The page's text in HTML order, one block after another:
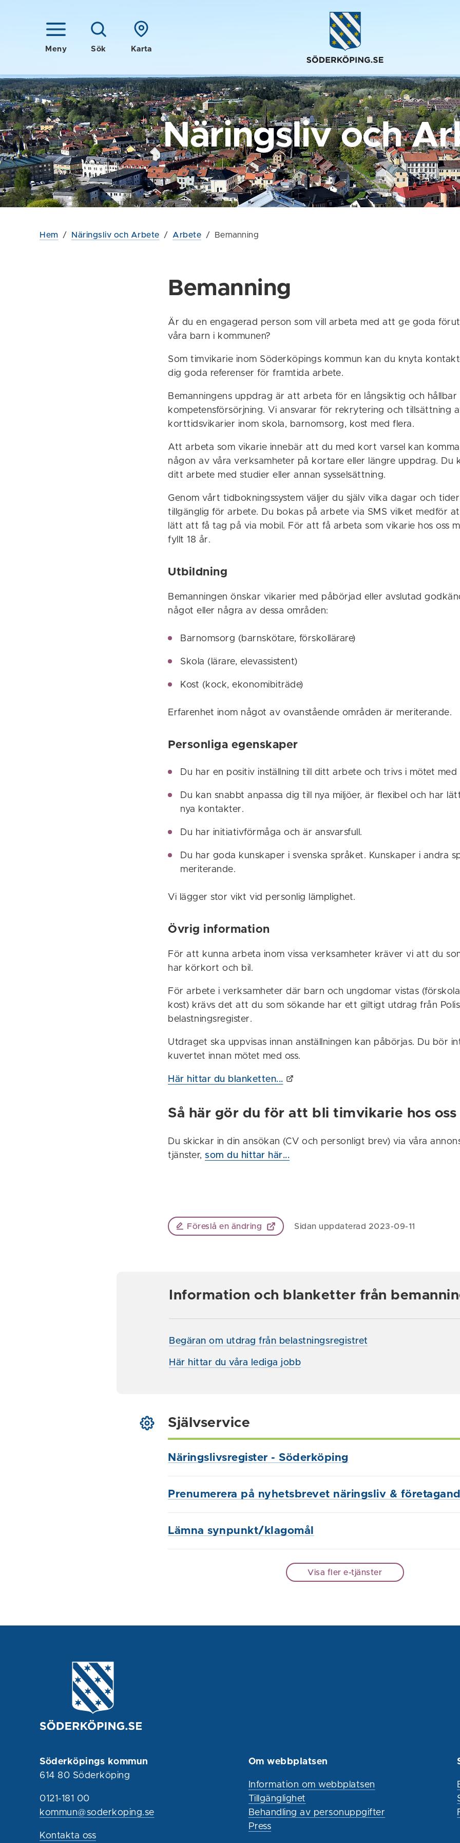
Meny Sök Karta
Näringsliv och
Hem / Näringsliv och Arbete / Arbete / Bemanning
Bemanning
Är du en engagerad person som vill arbeta med att ge goda
våra barn i kommunen?
Som timvikarie inom Söderköpings kommun kan du knyta
dig goda referenser för framtida arbete.
Bemanningens uppdrag är att arbeta för en långsiktig och hållbar
kompetensförsörjning. Vi ansvarar för rekrytering och tillsättning
korttidsvikarier inom skola, barnomsorg, kost med flera.
Att arbeta som vikarie innebär att du med kort varsel kan
någon av våra verksamheter på kortare eller längre uppdrag. Du
ditt arbete med studier eller annan sysselsättning.
Genom vårt tidbokningssystem väljer du själv vilka dagar och
tillgänglig för arbete. Du bokas på arbete via SMS vilket medför
lätt att få tag på via mobil. För att få arbeta som vikarie hos oss
fyllt 18 år.
Utbildning
Bemanningen önskar vikarier med påbörjad eller avslutad
något eller några av dessa områden:
Barnomsorg (barnskötare, förskollärare)
Skola (lärare, elevassistent)
Kost (kock, ekonomibiträde)
Erfarenhet inom något av ovanstående områden är meriterande.
Personliga egenskaper
Du har en positiv inställning till ditt arbete och trivs i mötet med
Du kan snabbt anpassa dig till nya miljöer, är flexibel och har
nya kontakter.
Du har initiativförmåga och är ansvarsfull.
Du har goda kunskaper i svenska språket. Kunskaper i andra
meriterande.
Vi lägger stor vikt vid personlig lämplighet.
Övrig information
För att kunna arbeta inom vissa verksamheter kräver vi att du
har körkort och bil.
För arbete i verksamheter där barn och ungdomar vistas
kost) krävs det att du som sökande har ett giltigt utdrag från
belastningsregister.
Utdraget ska uppvisas innan anställningen kan påbörjas. Du bör
kuvertet innan mötet med oss.
Här hittar du blanketten...
Så här gör du för att bli timvikarie hos oss
Du skickar in din ansökan (CV och personligt brev) via våra
tjänster, som du hittar här...
Föreslå en ändring Sidan uppdaterad 2023-09-11
Information och blanketter från
Begäran om utdrag från belastningsregistret
Här hittar du våra lediga jobb
Självservice
Näringslivsregister - Söderköping
Prenumerera på nyhetsbrevet näringsliv &
Lämna synpunkt/klagomål
Visa fler e-tjänster
Söderköpings kommun
614 80 Söderköping
0121-181 00
kommun@soderkoping.se
Kontakta oss
Om webbplatsen
Information om webbplatsen
Tillgänglighet
Behandling av personuppgifter
Press